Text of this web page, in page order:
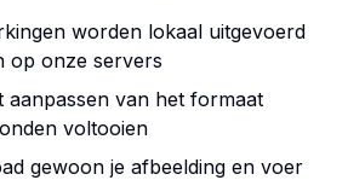
worden lokaal uitgevoerd
op onze servers
aanpassen van het formaat
voltooien
gewoon je afbeelding en voer